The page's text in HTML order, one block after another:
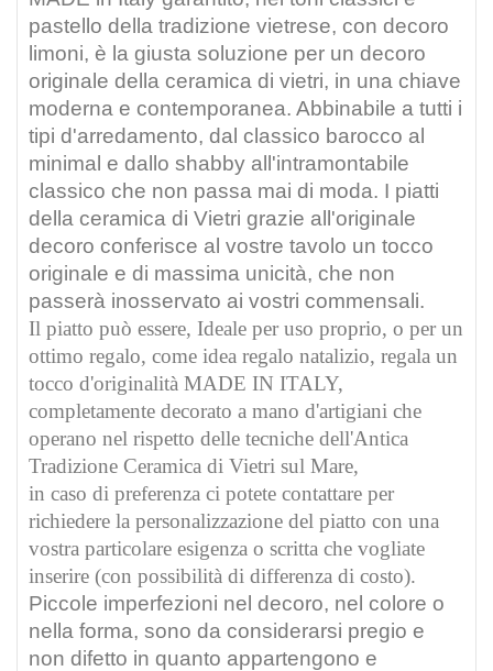
pastello della tradizione vietrese, con decoro
limoni, è la giusta soluzione per un decoro
originale della ceramica di vietri, in una chiave
moderna e contemporanea. Abbinabile a tutti i
tipi d'arredamento, dal classico barocco al
minimal e dallo shabby all'intramontabile
classico che non passa mai di moda. I piatti
della ceramica di Vietri grazie all'originale
decoro conferisce al vostre tavolo un tocco
originale e di massima unicità, che non
passerà inosservato ai vostri commensali.
Il piatto può essere, Ideale per uso proprio, o per un
ottimo regalo, come idea regalo natalizio, regala un
tocco d'originalità MADE IN ITALY,
completamente decorato a mano d'artigiani che
operano nel rispetto delle tecniche dell'Antica
Tradizione Ceramica di Vietri sul Mare,
in caso di preferenza ci potete contattare per
richiedere la personalizzazione del piatto con una
vostra particolare esigenza o scritta che vogliate
inserire (con possibilità di differenza di costo).
Piccole imperfezioni nel decoro, nel colore o
nella forma, sono da considerarsi pregio e
non difetto in quanto appartengono e